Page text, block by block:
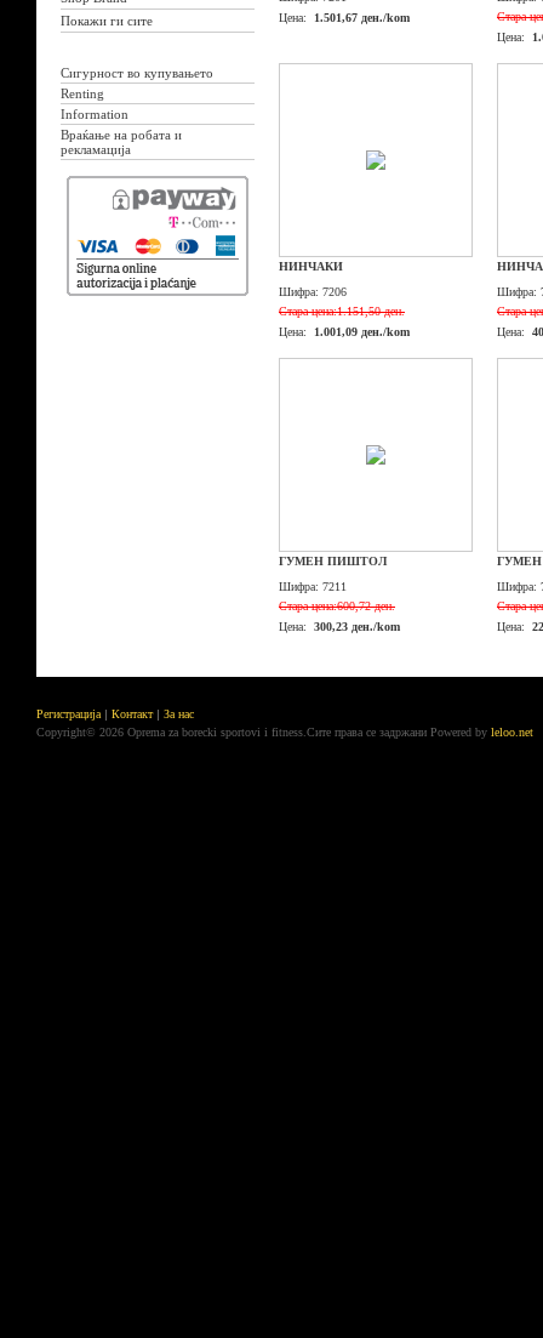
Покажи ги сите
Сигурност во купувањето
Renting
Information
Враќање на робата и
рекламација
Цена:
1.501,67 ден./kom
Стара
Цена:
НИНЧАКИ
Шифра: 7206
Стара цена:1.151,50 ден.
Цена:
1.001,09 ден./kom
Шифра:
Стара
Цена:
ГУМЕН ПИШТОЛ
Шифра: 7211
Стара цена:600,72 ден.
Цена:
300,23 ден./kom
Шифра:
Стара
Цена:
Регистрација Контакт
За нас
Copyright© 2026 Oprema za borecki sportovi i fitness.Сите права се задржани Powered by leloo.net